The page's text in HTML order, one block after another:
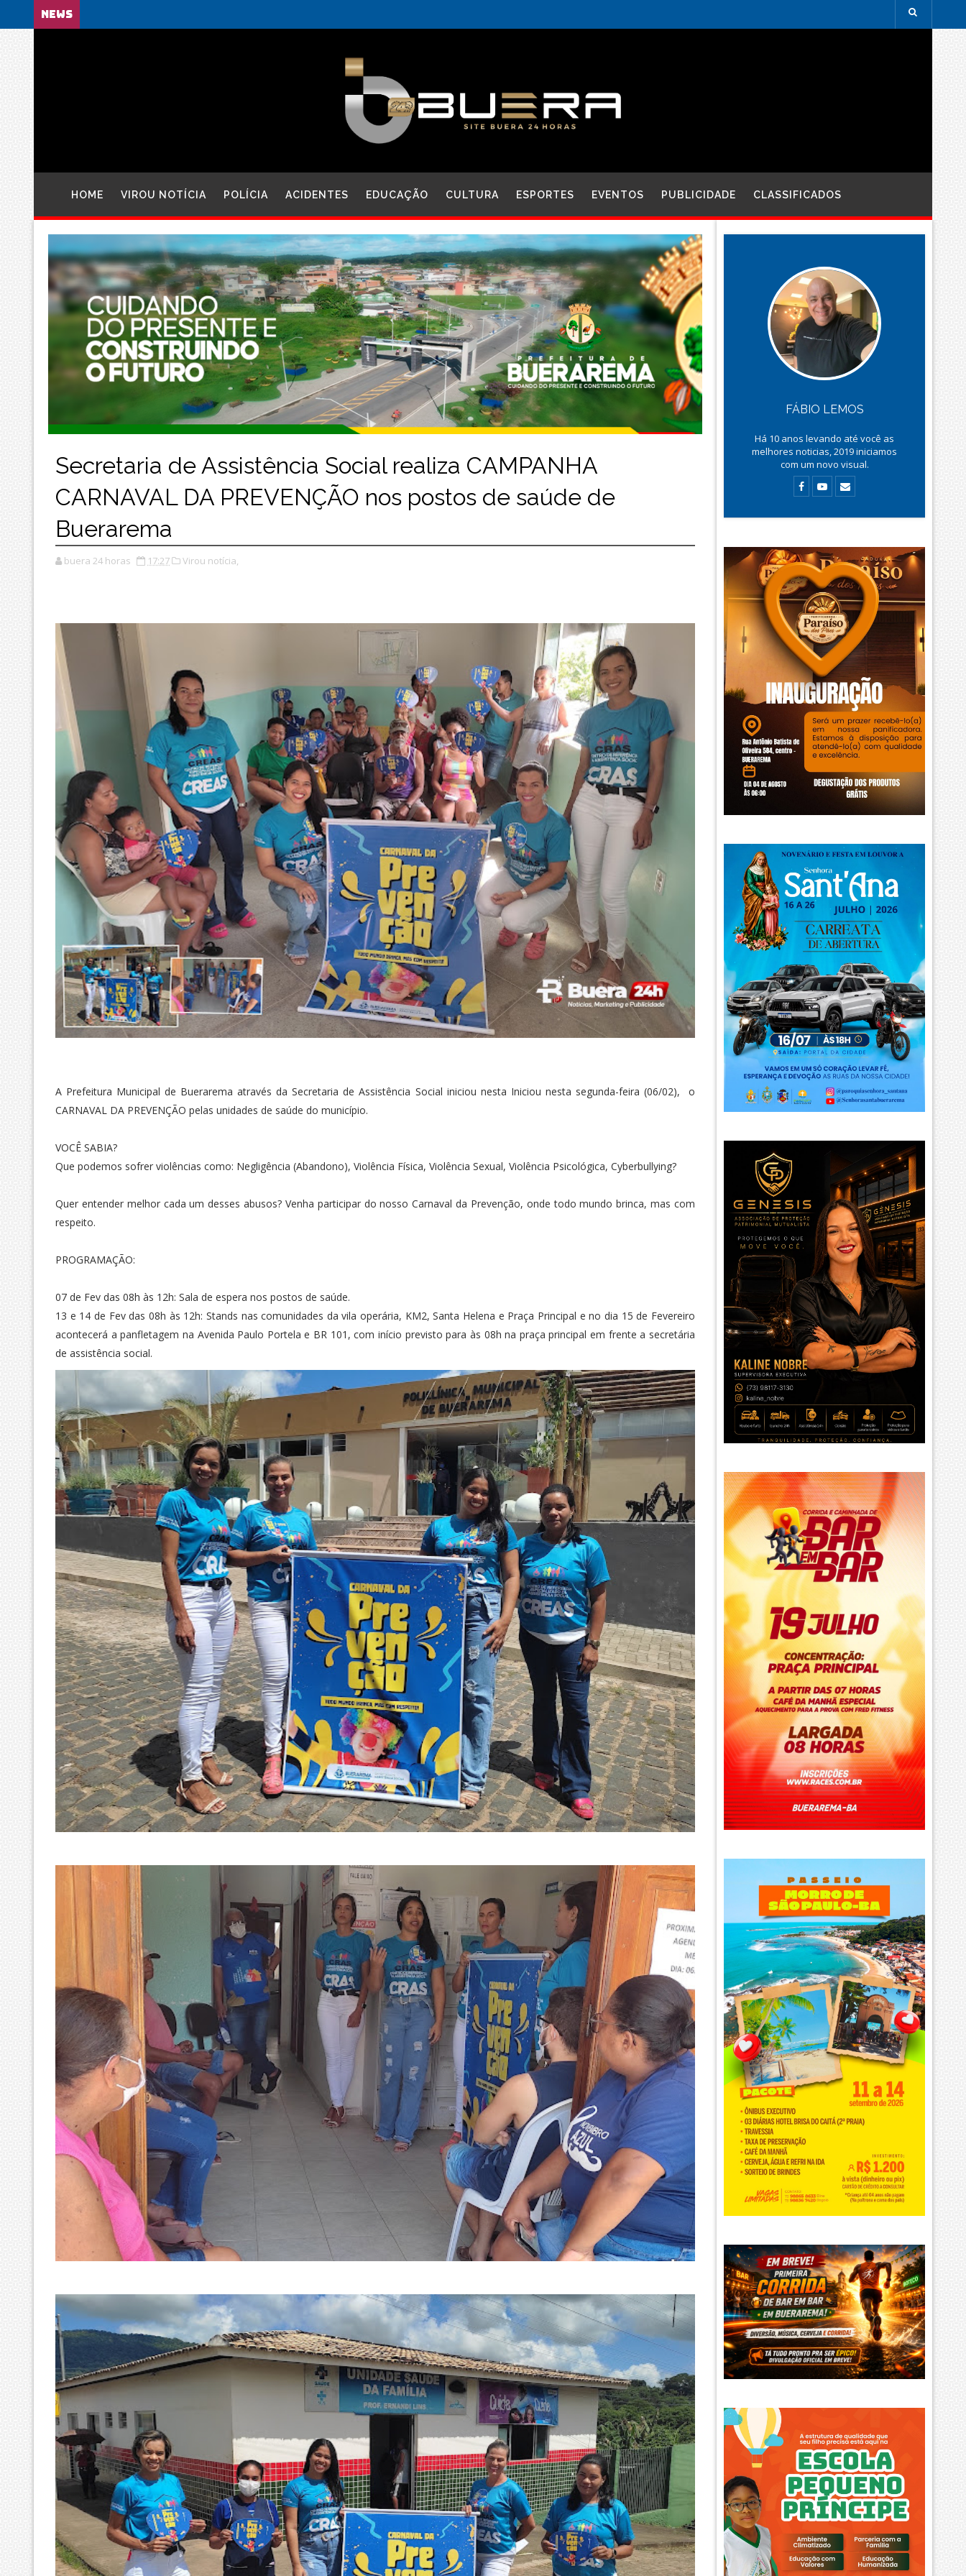
NEWS
HOME VIROU NOTÍCIA POLÍCIA ACIDENTES EDUCAÇÃO CULTURA ESPORTES EVENTOS PUBLICIDADE CLASSIFICADOS
Secretaria de Assistência Social realiza CAMPANHA
CARNAVAL DA PREVENÇÃO nos postos de saúde de
Buerarema
buera 24 horas 17:27 Virou notícia,
A Prefeitura Municipal de Buerarema através da Secretaria de Assistência Social iniciou nesta Iniciou nesta segunda-feira (06/02), o
CARNAVAL DA PREVENÇÃO pelas unidades de saúde do município.
VOCÊ SABIA?
Que podemos sofrer violências como: Negligência (Abandono), Violência Física, Violência Sexual, Violência Psicológica, Cyberbullying?
Quer entender melhor cada um desses abusos? Venha participar do nosso Carnaval da Prevenção, onde todo mundo brinca, mas com
respeito.
PROGRAMAÇÃO:
07 de Fev das 08h às 12h: Sala de espera nos postos de saúde.
13 e 14 de Fev das 08h às 12h: Stands nas comunidades da vila operária, KM2, Santa Helena e Praça Principal e no dia 15 de Fevereiro
acontecerá a panfletagem na Avenida Paulo Portela e BR 101, com início previsto para às 08h na praça principal em frente a secretária
de assistência social.
FÁBIO LEMOS
Há 10 anos levando até você as
melhores noticias, 2019 iniciamos
com um novo visual.